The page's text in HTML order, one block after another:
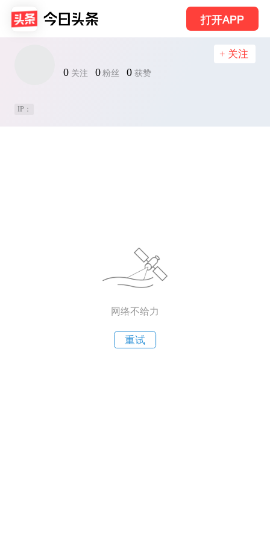
打开APP
0 关注 0 粉丝 0 获赞
+ 关注
IP：
网络不给力
重试